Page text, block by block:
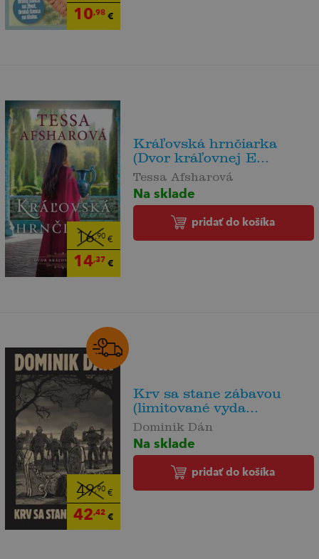
10,98€
16,90€
14,37 €
Kráľovská hrnčiarka
(Dvor kráľovnej E...
Tessa Afsharová
Na sklade
pridať do košíka
49,90€
42,42€
Krv sa stane zábavou
(limitované vyda...
Dominik Dán
Na sklade
pridať do košíka